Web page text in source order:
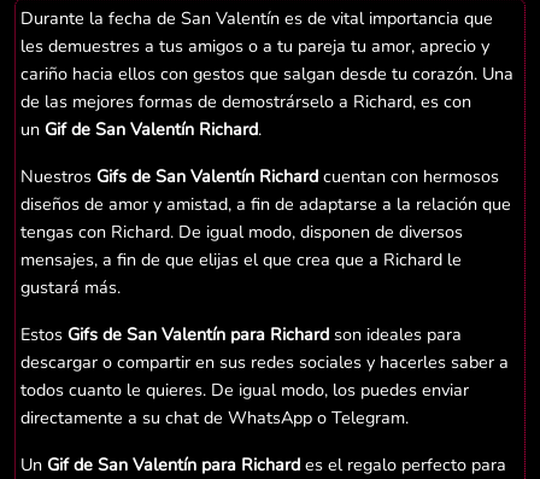
Durante la fecha de San Valentín es de vital importancia que
les demuestres a tus amigos o a tu pareja tu amor, aprecio y
cariño hacia ellos con gestos que salgan desde tu corazón. Una
de las mejores formas de demostrárselo a Richard, es con
un Gif de San Valentín Richard.
Nuestros Gifs de San Valentín Richard cuentan con hermosos
diseños de amor y amistad, a fin de adaptarse a la relación que
tengas con Richard. De igual modo, disponen de diversos
mensajes, a fin de que elijas el que crea que a Richard le
gustará más.
Estos Gifs de San Valentín para Richard son ideales para
descargar o compartir en sus redes sociales y hacerles saber a
todos cuanto le quieres. De igual modo, los puedes enviar
directamente a su chat de WhatsApp o Telegram.
Un Gif de San Valentín para Richard es el regalo perfecto para